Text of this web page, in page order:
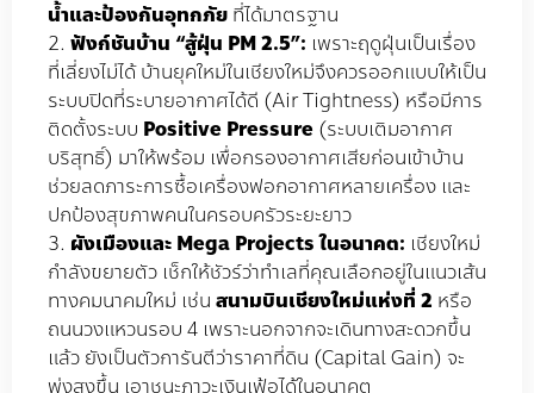
น้ำและป้องกันอุทกภัย ที่ได้มาตรฐาน
ฟังก์ชันบ้าน “สู้ฝุ่น PM 2.5”: เพราะฤดูฝุ่นเป็นเรื่อง
ที่เลี่ยงไม่ได้ บ้านยุคใหม่ในเชียงใหม่จึงควรออกแบบให้เป็น
ระบบปิดที่ระบายอากาศได้ดี (Air Tightness) หรือมีการ
ติดตั้งระบบ Positive Pressure (ระบบเติมอากาศ
บริสุทธิ์) มาให้พร้อม เพื่อกรองอากาศเสียก่อนเข้าบ้าน
ช่วยลดภาระการซื้อเครื่องฟอกอากาศหลายเครื่อง และ
ปกป้องสุขภาพคนในครอบครัวระยะยาว
ผังเมืองและ Mega Projects ในอนาคต: เชียงใหม่
กำลังขยายตัว เช็กให้ชัวร์ว่าทำเลที่คุณเลือกอยู่ในแนวเส้น
ทางคมนาคมใหม่ เช่น สนามบินเชียงใหม่แห่งที่ 2 หรือ
ถนนวงแหวนรอบ 4 เพราะนอกจากจะเดินทางสะดวกขึ้น
แล้ว ยังเป็นตัวการันตีว่าราคาที่ดิน (Capital Gain) จะ
พุ่งสูงขึ้น เอาชนะภาวะเงินเฟ้อได้ในอนาคต